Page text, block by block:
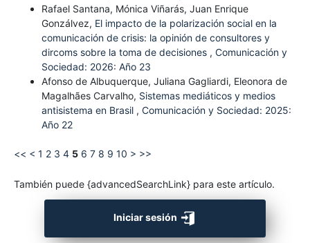
Rafael Santana, Mónica Viñarás, Juan Enrique
Gonzálvez, El impacto de la polarización social en la
comunicación de crisis: la opinión de consultores y
dircoms sobre la toma de decisiones , Comunicación y
Sociedad: 2026: Año 23
Afonso de Albuquerque, Juliana Gagliardi, Eleonora de
Magalhães Carvalho, Sistemas mediáticos y medios
antisistema en Brasil , Comunicación y Sociedad: 2025:
Año 22
<< < 1 2 3 4 5 6 7 8 9 10 > >>
También puede {advancedSearchLink} para este artículo.
Iniciar sesión